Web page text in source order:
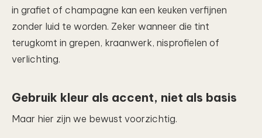
in grafiet of champagne kan een keuken verfijnen
zonder luid te worden. Zeker wanneer die tint
terugkomt in grepen, kraanwerk, nisprofielen of
verlichting.
Gebruik kleur als accent, niet als basis
Maar hier zijn we bewust voorzichtig.